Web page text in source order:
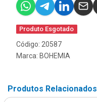
Produto Esgotado
Código: 20587
Marca: BOHEMIA
Produtos Relacionados